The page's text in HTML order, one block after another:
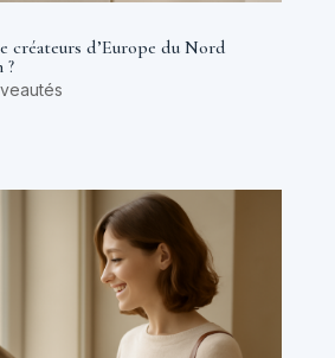
créateurs d’Europe du Nord
?